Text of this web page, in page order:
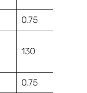
0.75
130
0.75